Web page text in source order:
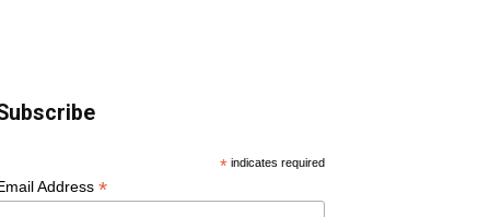
* indicates required
Address *